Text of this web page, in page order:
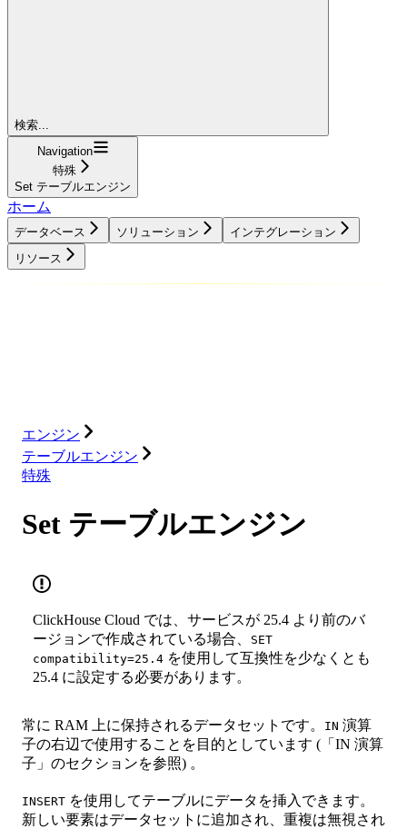
検索...
Navigation
特殊
Set テーブルエンジン
ホーム
データベース ソリューション
インテグレーション
リソース
エンジン
テーブルエンジン
特殊
Set テーブルエンジン
ClickHouse Cloud では、サービスが 25.4 より前のバ
ージョンで作成されている場合、
SET
compatibility=25.4 を使用して互換性を少なくとも
25.4 に設定する必要があります。
常に RAM 上に保持されるデータセットです。 IN 演算
子の右辺で使用することを目的としています (「IN 演算
子」のセクションを参照) 。
INSERT を使用してテーブルにデータを挿入できます。
新しい要素はデータセットに追加され、重複は無視され